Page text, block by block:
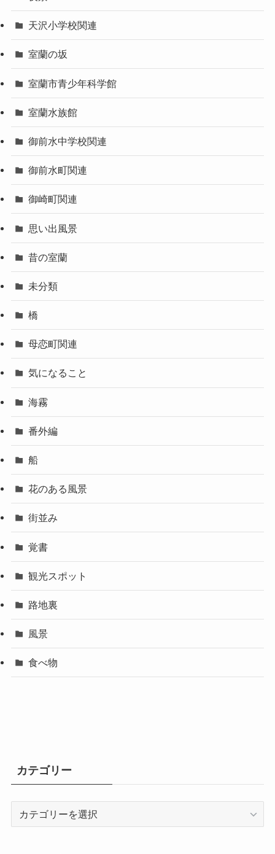
天沢小学校関連
室蘭の坂
室蘭市青少年科学館
室蘭水族館
御前水中学校関連
御前水町関連
御崎町関連
思い出風景
昔の室蘭
未分類
橋
母恋町関連
気になること
海霧
番外編
船
花のある風景
街並み
覚書
観光スポット
路地裏
風景
食べ物
カテゴリー